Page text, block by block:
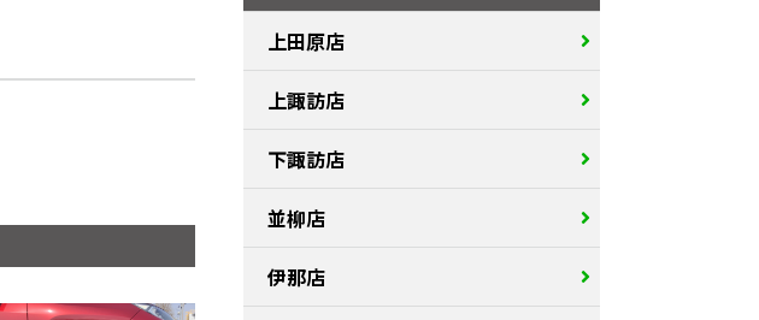
上田原店
上諏訪店
下諏訪店
並柳店
伊那店